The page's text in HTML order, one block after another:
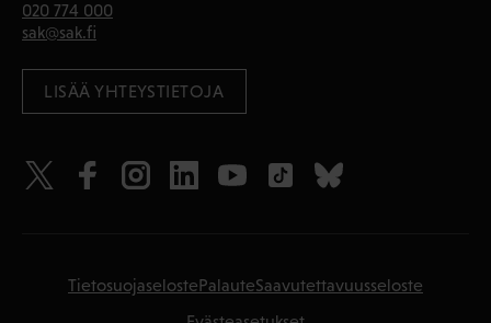
020 774 000
sak@sak.fi
LISÄÄ YHTEYSTIETOJA
TietosuojaselostePalauteSaavutettavuusseloste